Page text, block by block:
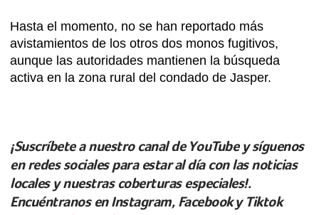
Hasta el momento, no se han reportado más
avistamientos de los otros dos monos fugitivos,
aunque las autoridades mantienen la búsqueda
activa en la zona rural del condado de Jasper.
¡Suscríbete a nuestro canal de YouTube y síguenos
en redes sociales para estar al día con las noticias
locales y nuestras coberturas especiales!.
Encuéntranos en Instagram, Facebook y Tiktok